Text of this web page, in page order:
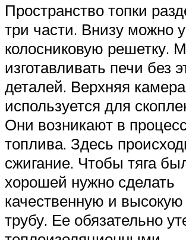
Пространство топки
три части. Внизу можно
колосниковую решетку.
изготавливать печи без
деталей. Верхняя камера
используется для
Они возникают в
топлива. Здесь
сжигание. Чтобы тяга
хорошей нужно сделать
качественную и
трубу. Ее обязательно